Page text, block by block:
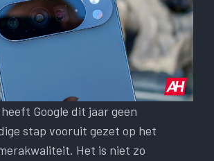
Google dit jaar geen
stap vooruit gezet op het
Het is niet zo